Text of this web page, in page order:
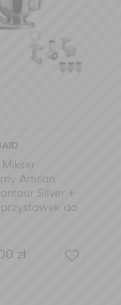
Artisan
Silver +
do
zł